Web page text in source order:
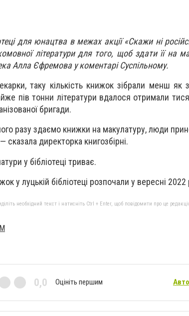
для юнацтва в межах акції «Скажи ні
літератури для того, щоб здати її на
Алла Єфремова у коментарі Суспільному.
таку кількість книжок зібрали менш
пів тонни літератури вдалося отримали
бригади.
разу здаємо книжки на макулатуру, люди
сказала директорка книгозбірні.
у бібліотеці триває.
у луцькій бібліотеці розпочали у вересні 2022
необхідний текст і натисніть Ctrl + Enter, щоб повідомити про це
0,0 Оцініть першим